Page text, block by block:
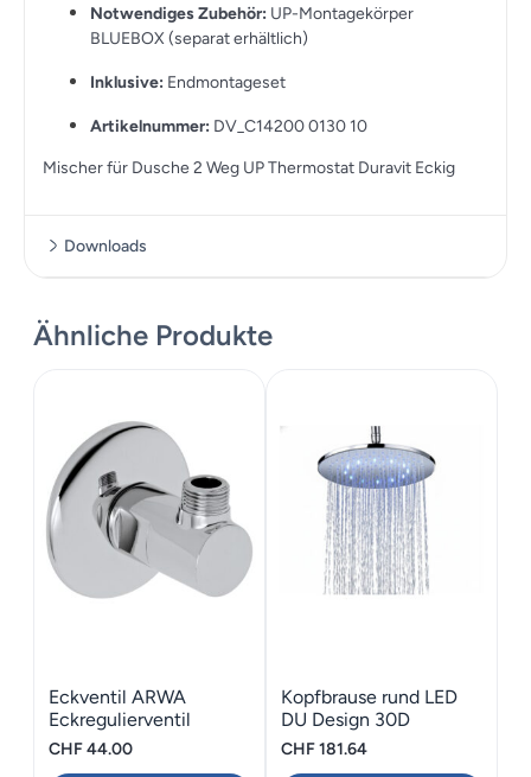
Notwendiges Zubehör: UP-Montagekörper
BLUEBOX (separat erhältlich)
Inklusive: Endmontageset
Artikelnummer: DV_C14200 0130 10
Mischer für Dusche 2 Weg UP Thermostat Duravit Eckig
Downloads
Montageanleitung
Ähnliche Produkte
Eckventil ARWA
Eckregulierventil
CHF44.00
Kopfbrause rund LED
DU Design 30D
CHF181.64